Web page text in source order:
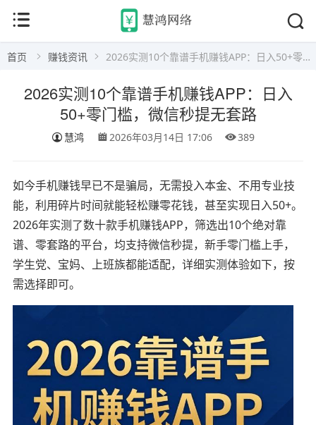
首页 赚钱资讯 2026实测10个靠谱手机赚钱APP：日入50+零门槛，微信秒提无套路
2026实测10个靠谱手机赚钱APP：日入
50+零门槛，微信秒提无套路
慧鸿 2026年03月14日 17:06 389
如今手机赚钱早已不是骗局，无需投入本金、不用专业技
能，利用碎片时间就能轻松赚零花钱，甚至实现日入50+。
2026年实测了数十款手机赚钱APP，筛选出10个绝对靠
谱、零套路的平台，均支持微信秒提，新手零门槛上手，
学生党、宝妈、上班族都能适配，详细实测体验如下，按
需选择即可。